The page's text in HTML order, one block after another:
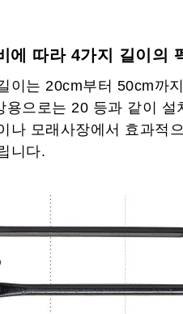
에 따라 4가지 길이의
이는 20cm부터 50cm까
용으로는 20 등과 같이
나 모래사장에서 효과적
니다.